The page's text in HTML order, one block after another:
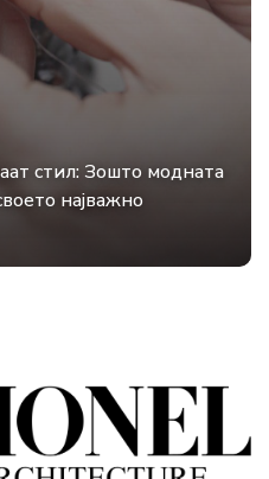
стил: Зошто модната
најважно